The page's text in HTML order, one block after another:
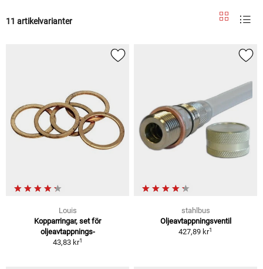
11 artikelvarianter
Louis
Kopparringar, set för
oljeavtappnings-
43,83 kr1
stahlbus
Oljeavtappningsventil
427,89 kr1